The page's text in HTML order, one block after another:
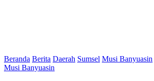
Beranda Berita Daerah Sumsel Musi Banyuasin
Musi Banyuasin